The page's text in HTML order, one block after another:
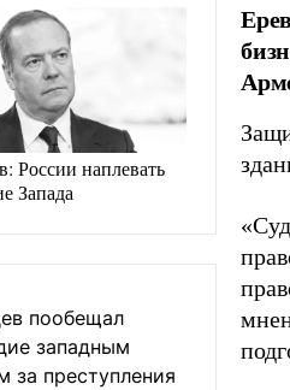
России наплевать
Запада
пообещал
западным
за преступления